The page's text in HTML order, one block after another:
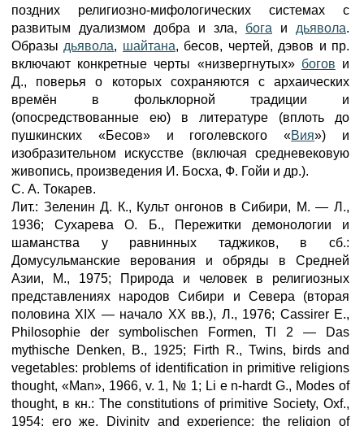
поздних религиозно-мифологических системах с
развитым дуализмом добра и зла, бога и дьявола.
Образы дьявола, шайтана, бесов, чертей, дэвов и пр.
включают конкретные черты «низвергнутых» богов и
Д., поверья о которых сохраняются с архаических
времён в фольклорной традиции и
(опосредствованные ею) в литературе (вплоть до
пушкинских «Бесов» и гоголевского «Вия») и
изобразительном искусстве (включая средневековую
живопись, произведения И. Босха, Ф. Гойи и др.).
С. А. Токарев.
Лит.: Зеленин Д. К., Культ онгонов в Сибири, М. — Л.,
1936; Сухарева О. Б., Пережитки демонологии и
шаманства у равнинных таджиков, в сб.:
Домусульманские верования и обряды в Средней
Азии, М., 1975; Природа и человек в религиозных
представлениях народов Сибири и Севера (вторая
половина XIX — начало XX вв.), Л., 1976; Cassirer E.,
Philosophie der symbolischen Formen, Tl 2 — Das
mythische Denken, В., 1925; Firth R., Twins, birds and
vegetables: problems of identification in primitive religions
thought, «Man», 1966, v. 1, № 1; Li e n-hardt G., Modes of
thought, в кн.: The constitutions of primitive Society, Oxf.,
1954; его же, Divinity and experience: the religion of